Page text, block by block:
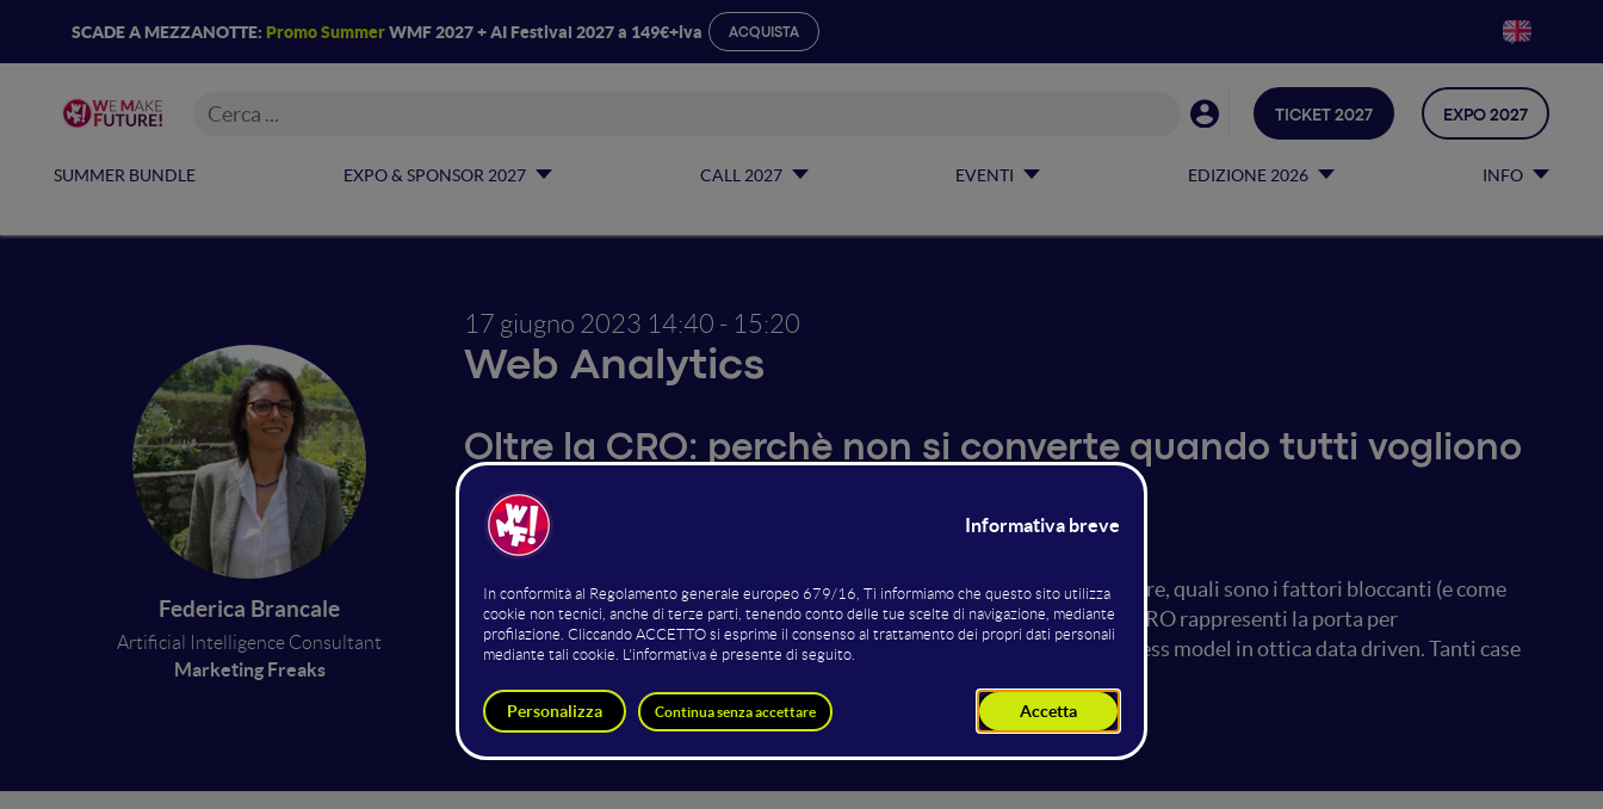
SCADE A MEZZANOTTE: Promo SummerWMF 2027 + AI Festival 2027 a 149€+iva ACQUISTA
SUMMER BUNDLE EXPO & SPONSOR 2027 CALL 2027 EVENTI EDIZIONE 2026 INFO
TICKET 2027 EXPO 2027
Federica Brancale
Artificial Intelligence Consultant
Marketing Freaks
17 giugno 2023 14:40 - 15:20
Web Analytics
Oltre la CRO: perchè non si converte quando tutti vogliono
convertire
Vedremo insieme quali sono le condizioni per puoi un'azienda può convertire, quali sono i fattori bloccanti (e come
risolverli) e quali invece sono i fattori abilitanti. Vedremo inoltre come la CRO rappresenti la porta per
un'ottimizzazzione a 360° che può arrivare fino alla revisitazione del business model in ottica data driven. Tanti case